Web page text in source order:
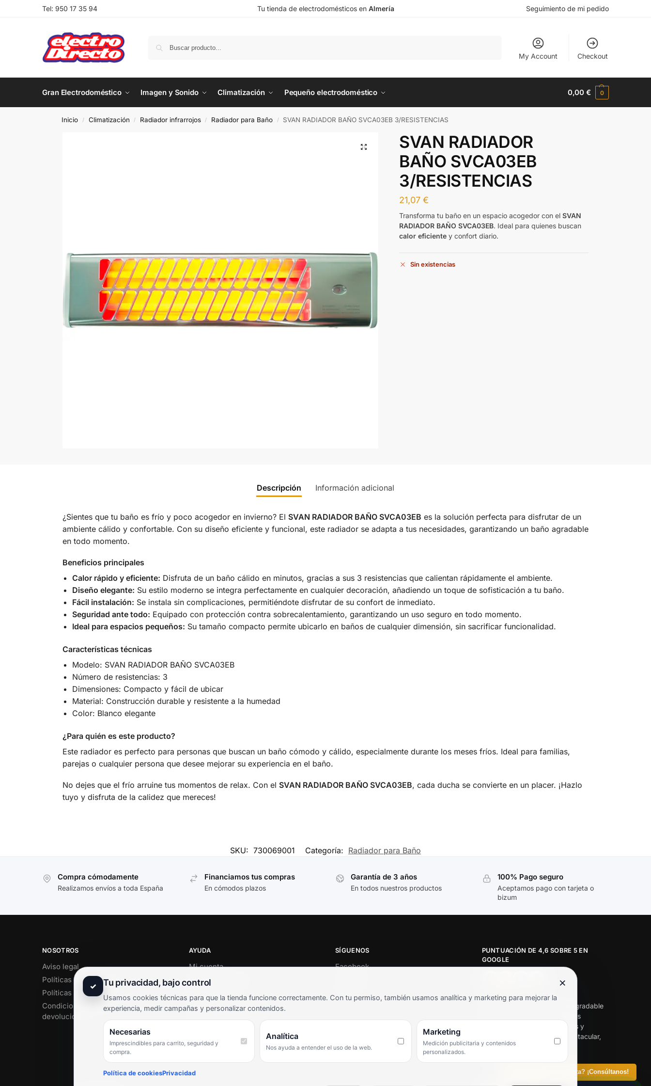
Tel: 950 17 35 94 Tu tienda de electrodomésticos en Almería Seguimiento de mi pedido
My Account Checkout
Gran Electrodoméstico Imagen y Sonido Climatización Pequeño electrodoméstico 0,00€ 0
Inicio / Climatización / Radiador infrarrojos / Radiador para Baño / SVAN RADIADOR BAÑO SVCA03EB 3/RESISTENCIAS
SVAN RADIADOR
BAÑO SVCA03EB
3/RESISTENCIAS
21,07€
Transforma tu baño en un espacio acogedor con elSVAN
RADIADOR BAÑO SVCA03EB. Ideal para quienes buscan
calor eficiente y confort diario.
Sin existencias
¿Tienes alguna pregunta? ¡Consúltanos!
Descripción Información adicional
¿Sientes que tu baño es frío y poco acogedor en invierno? El SVAN RADIADOR BAÑO SVCA03EB es la solución perfecta para disfrutar de un
ambiente cálido y confortable. Con su diseño eficiente y funcional, este radiador se adapta a tus necesidades, garantizando un baño agradable
en todo momento.
Beneficios principales
Calor rápido y eficiente: Disfruta de un baño cálido en minutos, gracias a sus 3 resistencias que calientan rápidamente el ambiente.
Diseño elegante: Su estilo moderno se integra perfectamente en cualquier decoración, añadiendo un toque de sofisticación a tu baño.
Fácil instalación: Se instala sin complicaciones, permitiéndote disfrutar de su confort de inmediato.
Seguridad ante todo: Equipado con protección contra sobrecalentamiento, garantizando un uso seguro en todo momento.
Ideal para espacios pequeños: Su tamaño compacto permite ubicarlo en baños de cualquier dimensión, sin sacrificar funcionalidad.
Características técnicas
Modelo: SVAN RADIADOR BAÑO SVCA03EB
Número de resistencias: 3
Dimensiones: Compacto y fácil de ubicar
Material: Construcción durable y resistente a la humedad
Color: Blanco elegante
¿Para quién es este producto?
Este radiador es perfecto para personas que buscan un baño cómodo y cálido, especialmente durante los meses fríos. Ideal para familias,
parejas o cualquier persona que desee mejorar su experiencia en el baño.
No dejes que el frío arruine tus momentos de relax. Con el SVAN RADIADOR BAÑO SVCA03EB, cada ducha se convierte en un placer. ¡Hazlo
tuyo y disfruta de la calidez que mereces!
SKU: 730069001 Categoría: Radiador para Baño
Compra cómodamente
Realizamos envíos a toda España
Financiamos tus compras
En cómodos plazos
Garantía de 3 años
En todos nuestros productos
100% Pago seguro
Aceptamos pago con tarjeta o
bizum
NOSOTROS
Aviso legal
Políticas de privacidad
Políticas de cookies
Condiciones de envío y
devoluciones
AYUDA
Mi cuenta
Soporte al cliente
Términos y condiciones
Preguntas frecuentes
SÍGUENOS
Facebook
PUNTUACIÓN DE 4,6 SOBRE 5 EN
GOOGLE
★★★★★
«Servicio de calidad y trato agradable
con precios excelentes. Hemos
comprado en varias ocasiones y
siempre dan respuesta. Espectacular,
servicio de 10.»
✓ Tu privacidad, bajo control ×
Usamos cookies técnicas para que la tienda funcione correctamente. Con tu permiso, también usamos analítica y marketing para mejorar la
experiencia, medir campañas y personalizar contenidos.
Necesarias
Imprescindibles para carrito, seguridad y
compra.
Analítica
Nos ayuda a entender el uso de la web.
Marketing
Medición publicitaria y contenidos
personalizados.
Política de cookiesPrivacidad